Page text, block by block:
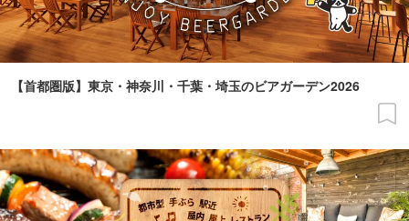
【首都圏版】東京・神奈川・千葉・埼玉のビアガーデン2026